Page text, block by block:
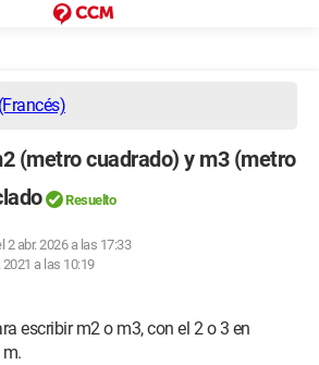
(metro cuadrado) y m3 (metro
Resuelto
2 abr. 2026 a las 17:33
2021 a las 10:19
escribir m2 o m3, con el 2 o 3 en